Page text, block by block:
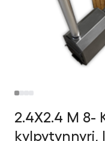
2.4X2.4 M 8-
kylpytynnyri,